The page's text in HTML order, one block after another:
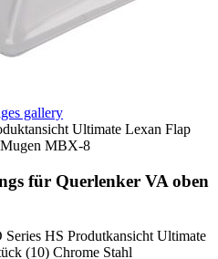
gallery
für Querlenker VA oben